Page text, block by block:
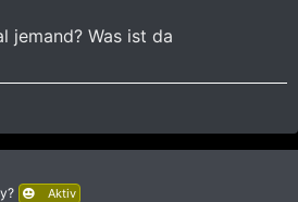
jemand? Was ist da
Aktiv